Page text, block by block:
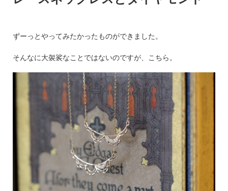
ずーっとやってみたかったものができました。
そんなに大袈裟なことではないのですが、こちら。